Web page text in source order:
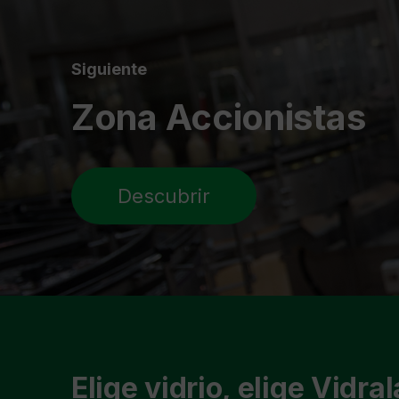
Siguiente
Zona Accionistas
Descubrir
Elige vidrio, elige